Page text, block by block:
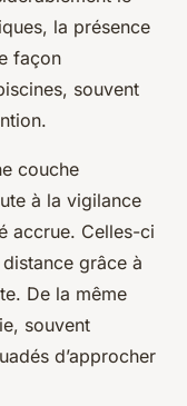
la présence
façon
souvent
couche
à la vigilance
accrue. Celles-ci
grâce à
De la même
souvent
d’approcher